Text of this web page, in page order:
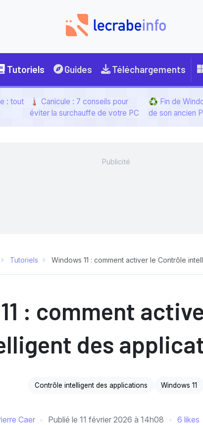
Tutoriels Guides Téléchargements
: tout
🌡️ Canicule : 7 conseils pour
éviter la surchauffe de votre PC
♻️ Fin de
de son ancien
Tutoriels Windows 11 : comment activer le Contrôle
: comment
des
Contrôle intelligent des applications Windows 11
Caer Publié le11 février 2026 à 14h08 6 likes